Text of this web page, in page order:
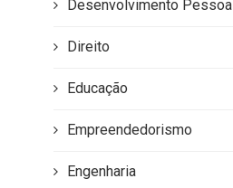
Desenvolvimento Pessoal
Direito
Educação
Empreendedorismo
Engenharia